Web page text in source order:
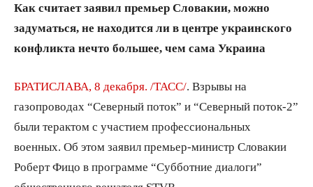
Как считает заявил премьер Словакии, можно
задуматься, не находится ли в центре украинского
конфликта нечто большее, чем сама Украина
БРАТИСЛАВА, 8 декабря. /ТАСС/ . Взрывы на
газопроводах “Северный поток” и “Северный поток-2”
были терактом с участием профессиональных
военных. Об этом заявил премьер-министр Словакии
Роберт Фицо в программе “Субботние диалоги”